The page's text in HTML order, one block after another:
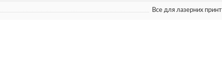
Все для лазерних